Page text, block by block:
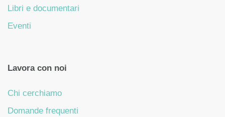
Libri e documentari
Eventi
Lavora con noi
Chi cerchiamo
Domande frequenti